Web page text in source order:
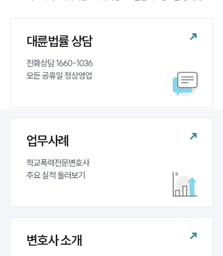
대륜법률 상담
전화상담 1660-1036
모든 공휴일 정상영업
업무사례
학교폭력전문변호사
주요 실적 둘러보기
변호사 소개